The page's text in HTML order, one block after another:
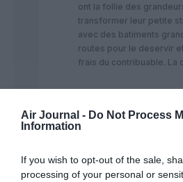
Air Journal - Do Not Process
Information
If you wish to opt-out of the sale,
processing of your personal or
ont la follie des
transformer leur petite
avec des batiments
routes pour le deservir
frais du contribuable. La
MindYou a commenté :